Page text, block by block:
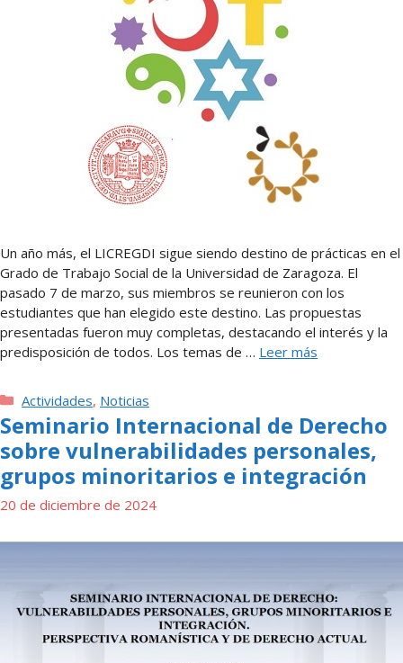
Un año más, el LICREGDI sigue siendo destino de prácticas en el
Grado de Trabajo Social de la Universidad de Zaragoza. El
pasado 7 de marzo, sus miembros se reunieron con los
estudiantes que han elegido este destino. Las propuestas
presentadas fueron muy completas, destacando el interés y la
predisposición de todos. Los temas de … Leer más
Categorías
Actividades, Noticias
Seminario Internacional de Derecho
sobre vulnerabilidades personales,
grupos minoritarios e integración
20 de diciembre de 2024